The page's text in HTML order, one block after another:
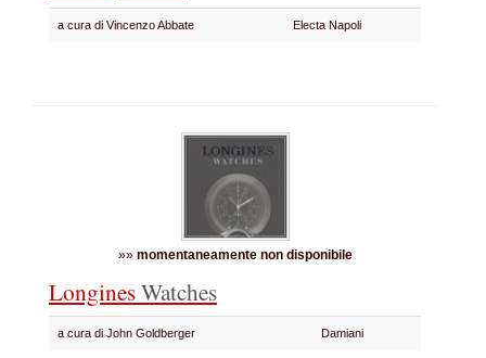
a cura di Vincenzo Abbate Electa Napoli
»» momentaneamente non disponibile
LonginesWatches
a cura di John Goldberger Damiani